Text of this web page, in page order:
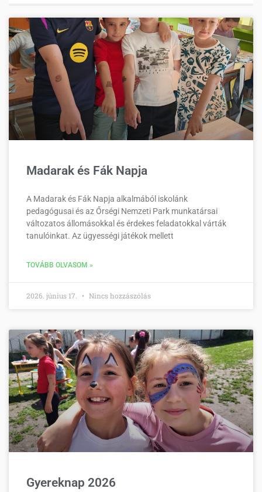
Madarak és Fák Napja
A Madarak és Fák Napja alkalmából iskolánk
pedagógusai és az Őrségi Nemzeti Park munkatársai
változatos állomásokkal és érdekes feladatokkal várták
tanulóinkat. Az ügyességi játékok mellett
TOVÁBB OLVASOM »
2026. június 17. Nincs hozzászólás
Gyereknap 2026